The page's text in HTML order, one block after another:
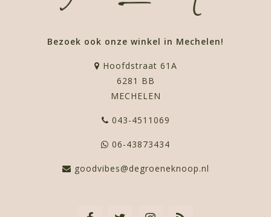
Bezoek ook onze winkel in Mechelen!
Hoofdstraat 61A
6281 BB
MECHELEN
043-4511069
06-43873434
goodvibes@degroeneknoop.nl